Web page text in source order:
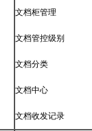
文档柜管理
文档管控级别
文档分类
文档中心
文档收发记录